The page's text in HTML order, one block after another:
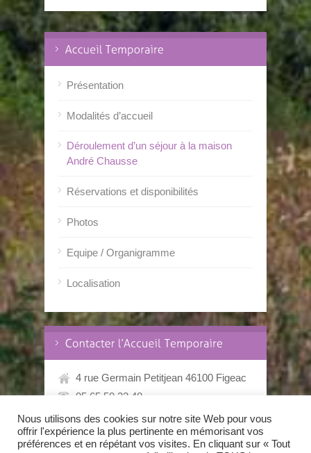
Présentation
Modalités d’accueil
Déroulement d’un séjour à la maison
André Chausse
Réservations et disponibilités
Photos
Equipe / Organigramme
Localisation
4 rue Germain Petitjean 46100 Figeac
05.65.50.32.48
Nous utilisons des cookies sur notre site Web pour vous
offrir l'expérience la plus pertinente en mémorisant vos
préférences et en répétant vos visites. En cliquant sur « Tout